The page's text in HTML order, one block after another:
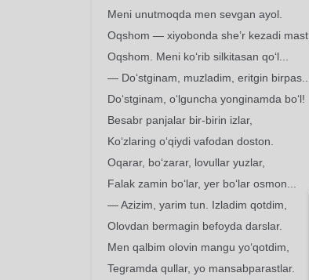
Meni unutmoqda men sevgan ayol.
Oqshom — xiyobonda she’r kezadi mast,
Oqshom. Meni ko‘rib silkitasan qo‘l...
— Do‘stginam, muzladim, eritgin birpas...
Do‘stginam, o‘lguncha yonginamda bo‘l!
Besabr panjalar bir-birin izlar,
Ko‘zlaring o‘qiydi vafodan doston.
Oqarar, bo‘zarar, lovullar yuzlar,
Falak zamin bo‘lar, yer bo‘lar osmon...
— Azizim, yarim tun. Izladim qotdim,
Olovdan bermagin befoyda darslar.
Men qalbim olovin mangu yo‘qotdim,
Tegramda qullar, yo mansabparastlar.